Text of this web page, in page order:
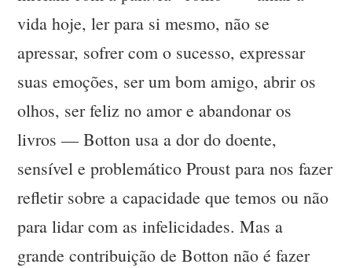
vida hoje, ler para si mesmo, não se
apressar, sofrer com o sucesso, expressar
suas emoções, ser um bom amigo, abrir os
olhos, ser feliz no amor e abandonar os
livros — Botton usa a dor do doente,
sensível e problemático Proust para nos fazer
refletir sobre a capacidade que temos ou não
para lidar com as infelicidades. Mas a
grande contribuição de Botton não é fazer